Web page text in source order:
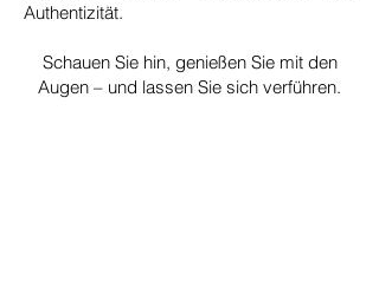
Authentizität.
Schauen Sie hin, genießen Sie mit den
Augen – und lassen Sie sich verführen.